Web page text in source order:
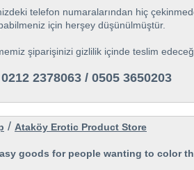
telefon numaralarından hiç
için herşey düşünülmüştür.
şiparişinizi gizlilik içinde teslim
2378063 / 0505 3650203
/ Ataköy Erotic Product Store
goods for people wanting to color